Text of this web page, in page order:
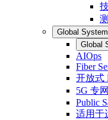
Global
Global
AIOps
Fiber
开放式
5G 专网
Public
适用于